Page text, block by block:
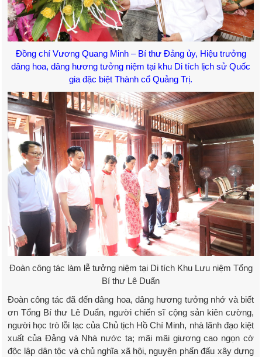
Đồng chí Vương Quang Minh – Bí thư Đảng ủy, Hiệu trưởng
dâng hoa, dâng hương tưởng niệm tại khu Di tích lịch sử Quốc
gia đặc biệt Thành cổ Quảng Trị.
Đoàn công tác làm lễ tưởng niệm tại Di tích Khu Lưu niệm Tổng
Bí thư Lê Duẩn
Đoàn công tác đã đến dâng hoa, dâng hương tưởng nhớ và biết
ơn Tổng Bí thư Lê Duẩn, người chiến sĩ cộng sản kiên cường,
người học trò lỗi lạc của Chủ tịch Hồ Chí Minh, nhà lãnh đạo kiệt
xuất của Đảng và Nhà nước ta; mãi mãi giương cao ngọn cờ
độc lập dân tộc và chủ nghĩa xã hội, nguyện phấn đấu xây dựng